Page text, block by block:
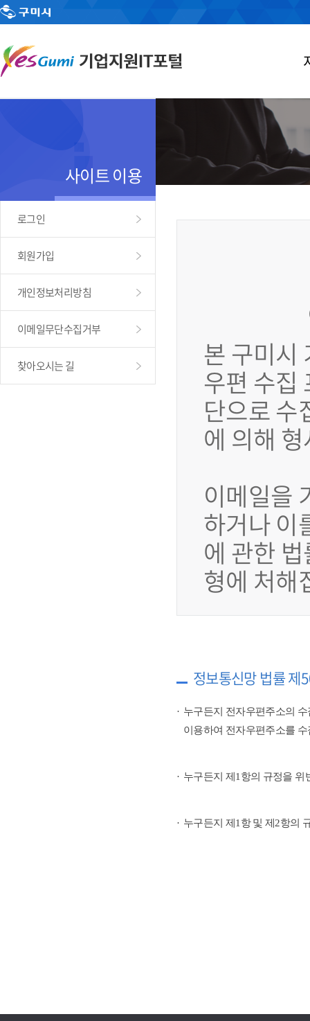
사이트 이용
로그인
회원가입
개인정보처리방침
이메일무단수집거부
찾아오시는 길 본 구미시
우편 수집
단으로 수
에 의해
이메일을
하거나 이
에 관한
형에 처해
정보통신망 법률 제
누구든지 전자우편주소의
이용하여 전자우편주소를
누구든지 제1항의 규정을 위
누구든지 제1항 및 제2항의